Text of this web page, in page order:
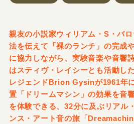
親友の小説家ウィリアム・S・バ
法を伝えて「裸のランチ」の完成
に協力しながら、実験音楽や音響
はスティヴ・レイシーとも活動し
レジェンドBrion Gysinが1961年
置「ドリームマシン」の効果を音
を体験できる、32分に及ぶリアル
ンス・アート音の旅「